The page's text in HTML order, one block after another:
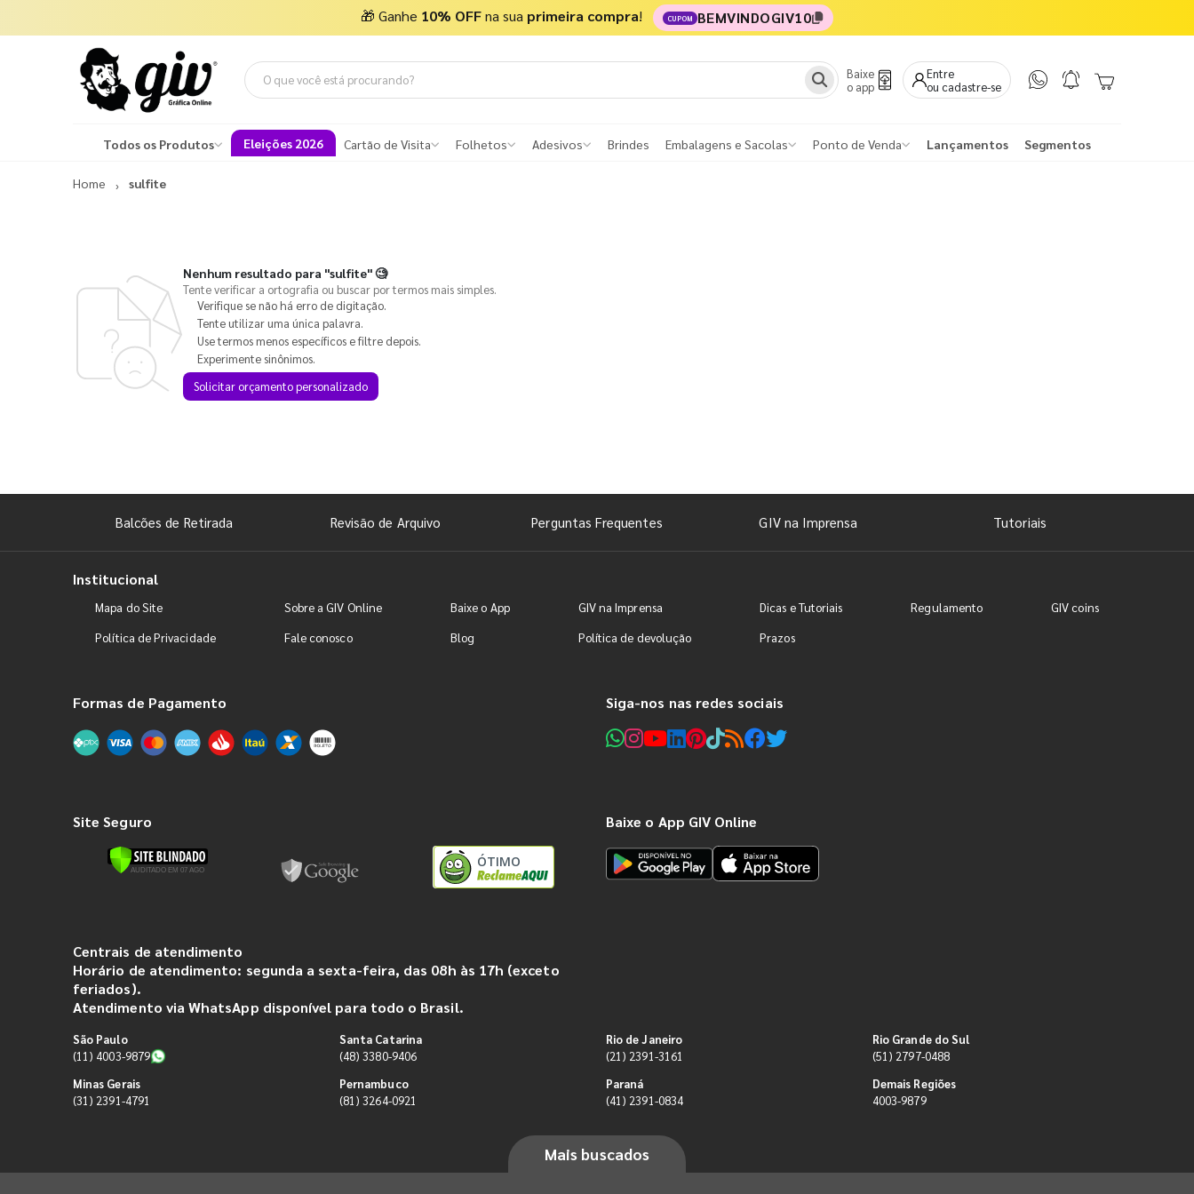
🎁 Ganhe 10% OFFna sua primeira compra! CUPOM BEMVINDOGIV10
Baixe
o app
Entre
ou cadastre-se
Todos os Produtos Eleições 2026 Cartão de Visita Folhetos Adesivos Brindes Embalagens e Sacolas Ponto de Venda Lançamentos Segmentos
Home sulfite
Nenhum resultado para "sulfite"🧐
Tente verificar a ortografia ou buscar por termos mais simples.
Verifique se não há erro de digitação.
Tente utilizar uma única palavra.
Use termos menos específicos e filtre depois.
Experimente sinônimos.
Solicitar orçamento personalizado
Balcões de Retirada Revisão de Arquivo Perguntas Frequentes GIV na Imprensa Tutoriais
Institucional
Mapa do Site Sobre a GIV Online Baixe o App GIV na Imprensa Dicas e Tutoriais Regulamento
GIV coins
Política de Privacidade
Fale conosco Blog Política de devolução Prazos
Formas de Pagamento Siga-nos nas redes sociais
Site Seguro
ÓTIMO
Baixe o App GIV Online
Centrais de atendimento
Horário de atendimento: segunda a sexta-feira, das 08h às 17h (exceto
feriados).
Atendimento via WhatsApp disponível para todo o Brasil.
São Paulo
(11) 4003-9879
Minas Gerais
(31) 2391-4791
Santa Catarina
(48) 3380-9406
Pernambuco
(81) 3264-0921
Rio de Janeiro
(21) 2391-3161
Paraná
(41) 2391-0834
Rio Grande do Sul
(51) 2797-0488
Demais Regiões
4003-9879
Mais buscados